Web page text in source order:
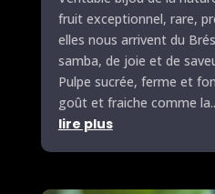
fruit exceptionnel, rare,
elles nous arrivent du
samba, de joie et de
Pulpe sucrée, ferme et
goût et fraiche comme
lire plus